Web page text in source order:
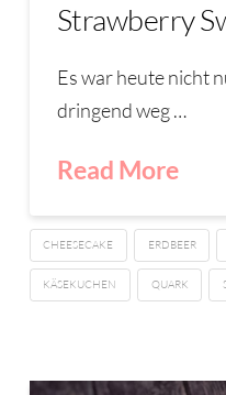
Strawberry
Es war heute nicht
dringend weg …
Read More
CHEESECAKE ERDBEER
KÄSEKUCHEN QUARK